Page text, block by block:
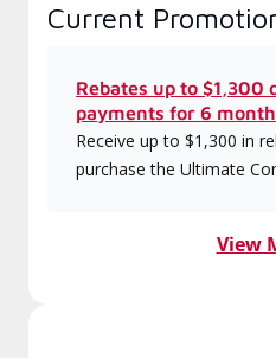
Current
Rebates up to $1,300
payments for 6
Receive up to $1,300 in
purchase the Ultimate
View